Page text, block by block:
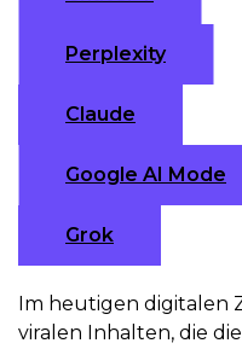
Perplexity
Claude
Google AI Mode
Grok
Im heutigen digitalen
viralen Inhalten, die